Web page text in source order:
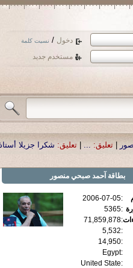
دخول / نسيت كلمة
مستخدم جديد
شكرا جزيلا أستاذ حمد الحمد .أكرمكم
بطاقة آحمد صبحي منصور
:
2006-07-05
:
5365
:
71,859,878
:
5,532
:
14,950
:
Egypt
:
United State